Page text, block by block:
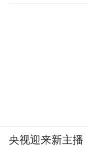
央视迎来新主播